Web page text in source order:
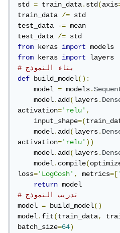
std = train_data.std(axis
train_data /= std
test_data -= mean
test_data /=
from keras import
from keras import
# بناء النموذج
def build_model():
    model
= models.
    model
.add(layers.
activation='relu',
    input_shape
=(
    model
.add(layers.
activation='relu'))
    model
.add(layers.
    model
.compile(
loss='LogCosh', metrics=[
return
# تدريب النموذج
model = build_model()
model.fit(train_data,
batch_size=64)